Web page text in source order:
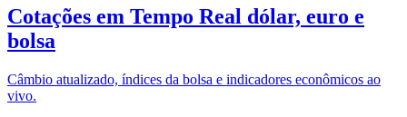
Publicidade Legal
Política
Esportes
Cotações em Tempo Real dólar, euro e
bolsa
Câmbio atualizado, índices da bolsa e indicadores econômicos ao
vivo.